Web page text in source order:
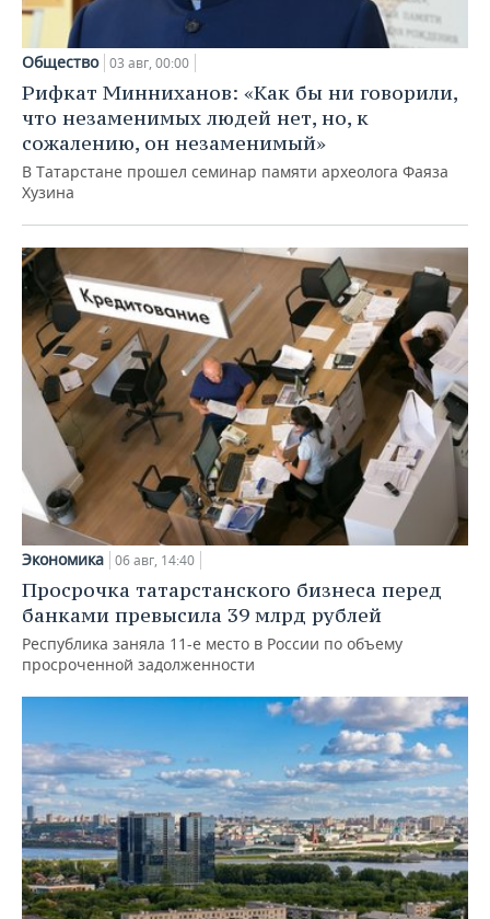
Общество 03 авг, 00:00
Рифкат Минниханов: «Как бы ни говорили,
что незаменимых людей нет, но, к
сожалению, он незаменимый»
В Татарстане прошел семинар памяти археолога Фаяза
Хузина
Экономика 06 авг, 14:40
Просрочка татарстанского бизнеса перед
банками превысила 39 млрд рублей
Республика заняла 11-е место в России по объему
просроченной задолженности